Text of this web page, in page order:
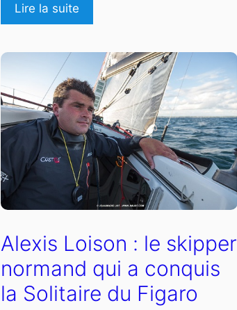
Lire la suite
Alexis Loison : le skipper
normand qui a conquis
la Solitaire du Figaro